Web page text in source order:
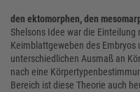
den ektomorphen, den
Shelsons Idee war die
Keimblattgeweben des
unterschiedlichen Ausmaß an
nach eine
Bereich ist diese Theorie auch